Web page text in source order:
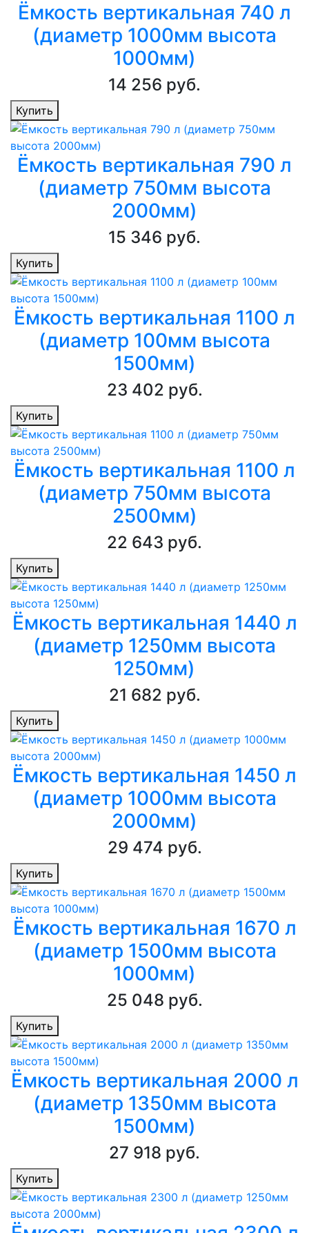
Ёмкость вертикальная 740 л
(диаметр 1000мм высота
1000мм)
14 256 руб.
Купить
Ёмкость вертикальная 790 л
(диаметр 750мм высота
2000мм)
15 346 руб.
Купить
Ёмкость вертикальная 1100 л
(диаметр 100мм высота
1500мм)
23 402 руб.
Купить
Ёмкость вертикальная 1100 л
(диаметр 750мм высота
2500мм)
22 643 руб.
Купить
Ёмкость вертикальная 1440 л
(диаметр 1250мм высота
1250мм)
21 682 руб.
Купить
Ёмкость вертикальная 1450 л
(диаметр 1000мм высота
2000мм)
29 474 руб.
Купить
Ёмкость вертикальная 1670 л
(диаметр 1500мм высота
1000мм)
25 048 руб.
Купить
Ёмкость вертикальная 2000 л
(диаметр 1350мм высота
1500мм)
27 918 руб.
Купить